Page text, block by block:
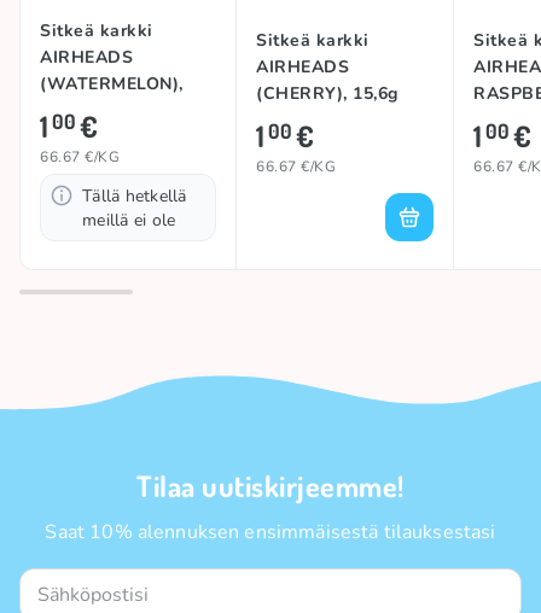
Sitkeä karkki
AIRHEADS
(WATERMELON),
15,6g
100€
66.67 €/KG
Tällä hetkellä
meillä ei ole
Sitkeä karkki
AIRHEADS
(CHERRY), 15,6g
100€
66.67 €/KG
Sitkeä
100€
66.67 €/
Tilaa uutiskirjeemme!
Saat 10% alennuksen ensimmäisestä tilauksestasi